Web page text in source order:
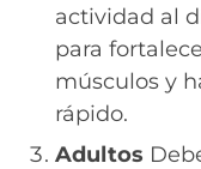
actividad al
para
músculos y
rápido.
Adultos